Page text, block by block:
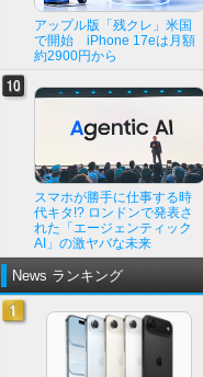
アップル版「残クレ」米国
で開始 iPhone 17eは月額
約2900円から
スマホが勝手に仕事する時
代キタ!? ロンドンで発表さ
れた「エージェンティック
AI」の激ヤバな未来
News ランキング